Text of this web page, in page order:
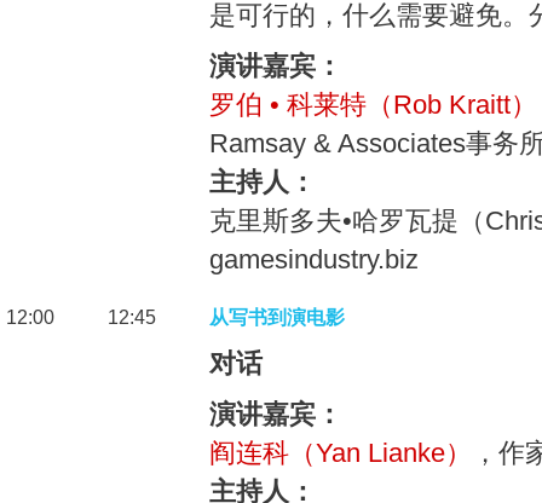
是可行的，什么需要避免
演讲嘉宾：
罗伯 • 科莱特（Rob Kraitt）
Ramsay & Associates事务
主持人：
克里斯多夫•哈罗瓦提（
gamesindustry.biz
12:00 12:45 从写书到演电影
对话
演讲嘉宾：
阎连科（Yan Lianke）
，作
主持人：